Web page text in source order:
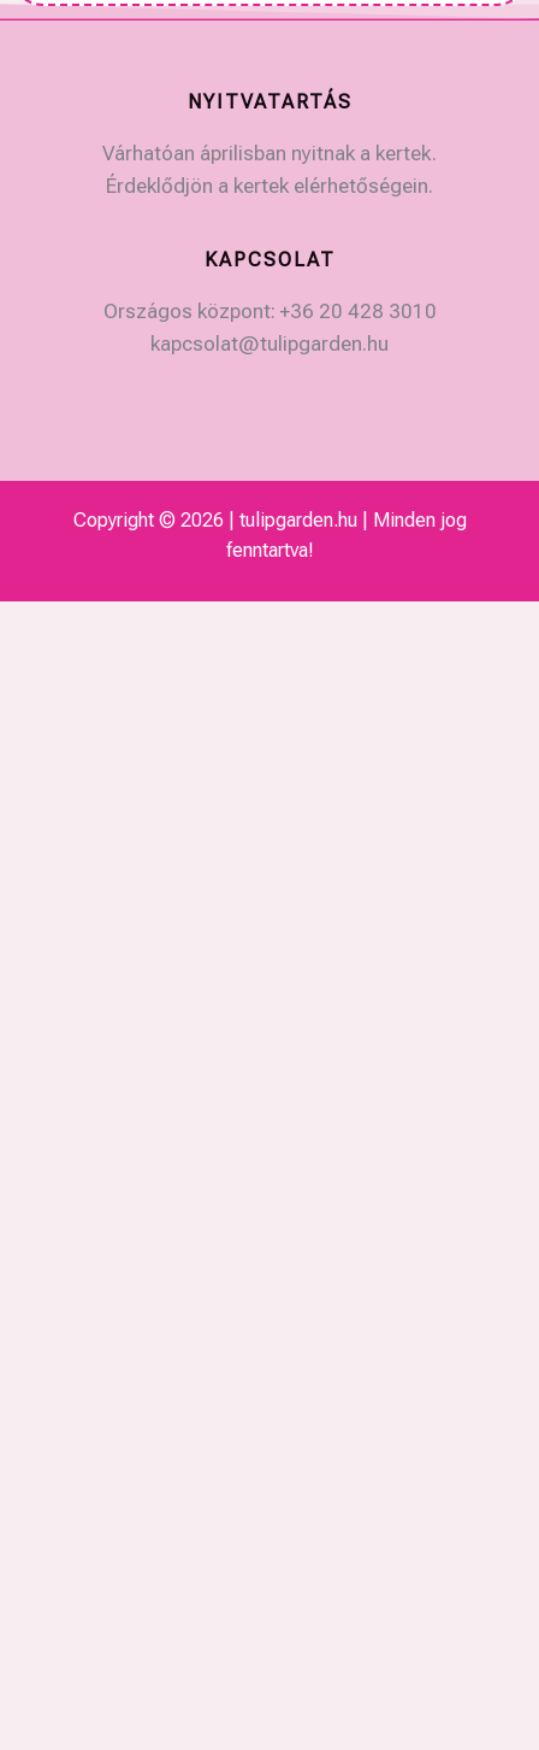
NYITVATARTÁS
Várhatóan áprilisban nyitnak a kertek.
Érdeklődjön a kertek elérhetőségein.
KAPCSOLAT
Országos központ: +36 20 428 3010
kapcsolat@tulipgarden.hu
Copyright © 2026 | tulipgarden.hu | Minden jog
fenntartva!